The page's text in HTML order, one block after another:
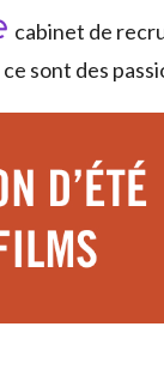
cabinet de
ce sont des